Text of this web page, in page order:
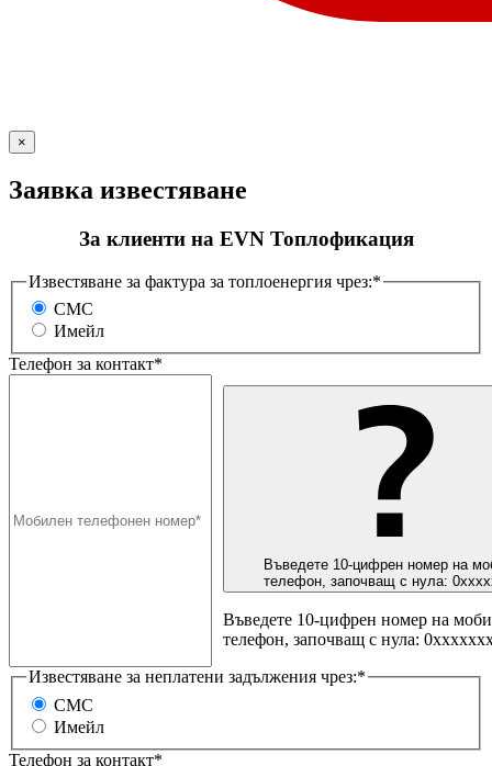
×
Заявка известяване
За клиенти на EVN Топлофикация
Известяване за фактура за топлоенергия чрез:*
СМС
Имейл
Телефон за контакт*
Въведете 10-цифрен номер на
телефон, започващ с нула:
Въведете 10-цифрен номер на
телефон, започващ с нула:
Известяване за неплатени задължения чрез:*
СМС
Имейл
Телефон за контакт*